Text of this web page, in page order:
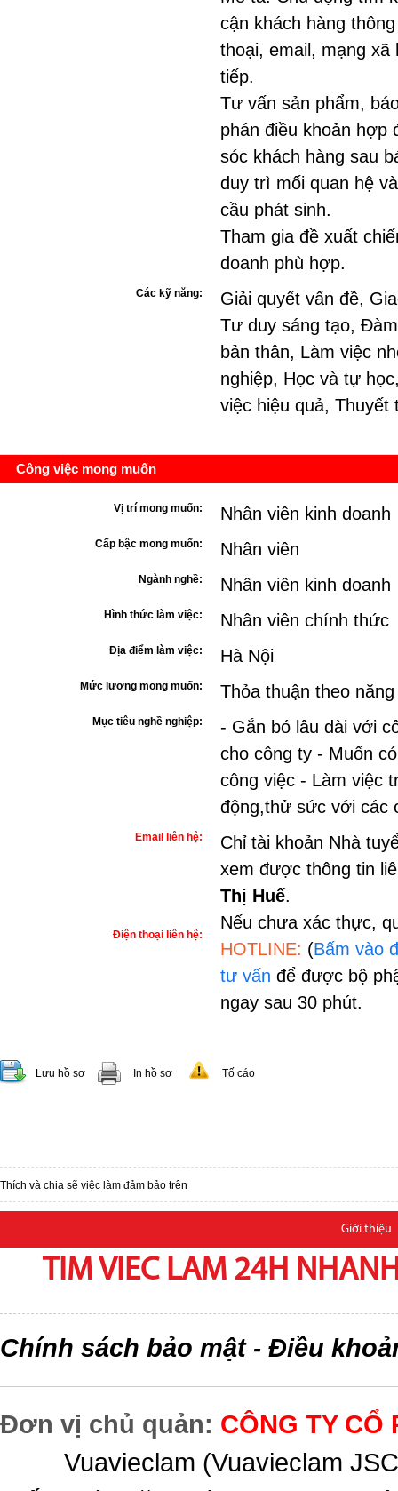
cận khách hàng
thoại, email, mạng xã
tiếp.
Tư vấn sản phẩm,
phán điều khoản hợp
sóc khách hàng sau
duy trì mối quan hệ
cầu phát sinh.
Tham gia đề xuất
doanh phù hợp.
Các kỹ năng:
Giải quyết vấn đề,
Tư duy sáng tạo,
bản thân, Làm việc
nghiệp, Học và tự
việc hiệu quả, Thuyết
Công việc mong muốn
Vị trí mong muốn: Nhân viên kinh doanh
Cấp bậc mong muốn: Nhân viên
Ngành nghề: Nhân viên kinh doanh
Hình thức làm việc: Nhân viên chính thức
Địa điểm làm việc: Hà Nội
Mức lương mong muốn: Thỏa thuận theo
Mục tiêu nghề nghiệp:
- Gắn bó lâu dài với
cho công ty - Muốn
công việc - Làm việc
động,thử sức với các
Email liên hệ:
Chỉ tài khoản Nhà
xem được thông tin
Thị Huế.
Nếu chưa xác thực,
HOTLINE: (Bấm vào
tư vấn để được bộ
ngay sau 30 phút.
Điện thoại liên hệ:
Lưu hồ sơ In hồ sơ Tố cáo
Thích và chia sẽ việc làm đảm bảo trên
Giới thiệu
TIM VIEC LAM 24H
Chính sách bảo mật- Điều
Đơn vị chủ quản: CÔNG TY CỔ
Vuavieclam (Vuavieclam